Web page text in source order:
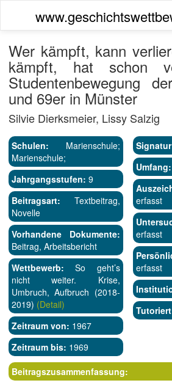
Wer kämpft, kann
kämpft, hat schon
Studentenbewegung
und 69er in Münster
Silvie Dierksmeier, Lissy Salzig
Schulen: Marienschule;
Marienschule;
Jahrgangsstufen: 9
Beitragsart: Textbeitrag,
Novelle
Vorhandene Dokumente:
Beitrag, Arbeitsbericht
Wettbewerb: So geht’s
nicht weiter. Krise,
Umbruch, Aufbruch (2018-
2019) (Detail)
Zeitraum von: 1967
Zeitraum bis: 1969
Umfang:
erfasst
erfasst
erfasst
Beitragszusammenfassung: